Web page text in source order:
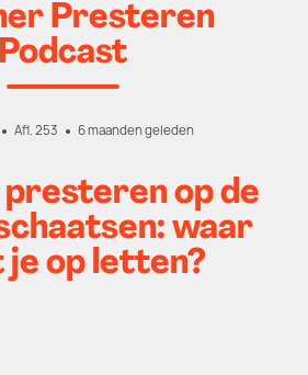
Presteren
Podcast
Afl. 253 6 maanden geleden
op de
waar
je op letten?